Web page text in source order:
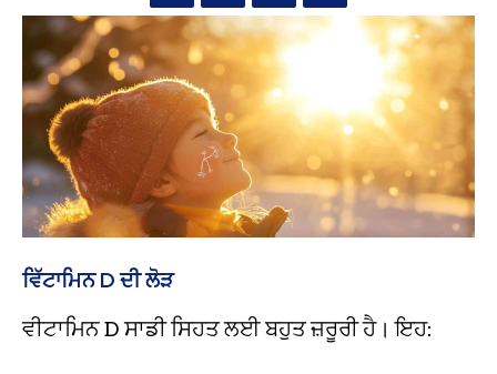
ਵਿੱਟਾਮਿਨ D ਦੀ ਲੋੜ
ਵੀਟਾਮਿਨ D ਸਾਡੀ ਸਿਹਤ ਲਈ ਬਹੁਤ ਜ਼ਰੂਰੀ ਹੈ। ਇਹ: